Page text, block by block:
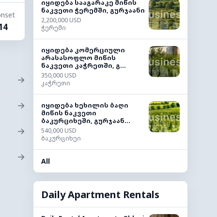
→
→
→
→
იყიდება სააგარაკე მიწის
ნაკვეთი ჭერემში, გურჯაანი
2,200,000 USD
ჭერემი
იყიდება კომერციული
არასასოფლო მიწის
ნაკვეთი კაჭრეთში, გ...
350,000 USD
კაჭრეთი
იყიდება ხეხილის ბაღი
მიწის ნაკვეთი
ბაკურციხეში, გურჯაან...
540,000 USD
ბაკურციხეი
All
Daily Apartment Rentals